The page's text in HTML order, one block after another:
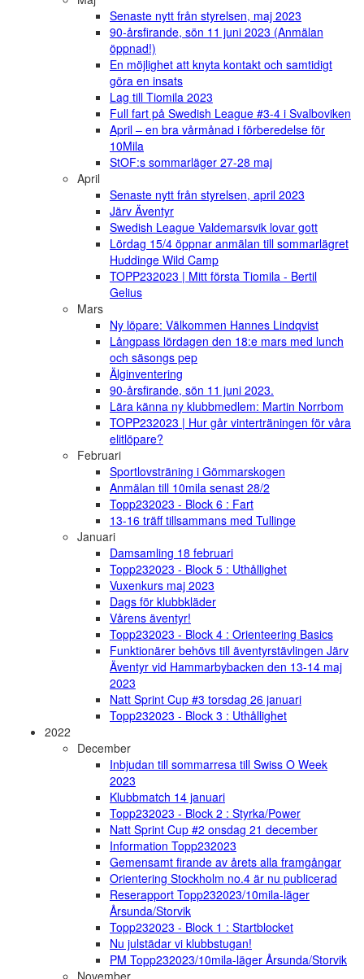
Senaste nytt från styrelsen, maj 2023
90-årsfirande, sön 11 juni 2023 (Anmälan
öppnad!)
En möjlighet att knyta kontakt och samtidigt
göra en insats
Lag till Tiomila 2023
Full fart på Swedish League #3-4 i Svalboviken
April – en bra vårmånad i förberedelse för
10Mila
StOF:s sommarläger 27-28 maj
April
Senaste nytt från styrelsen, april 2023
Järv Äventyr
Swedish League Valdemarsvik lovar gott
Lördag 15/4 öppnar anmälan till sommarlägret
Huddinge Wild Camp
TOPP232023 | Mitt första Tiomila - Bertil
Gelius
Mars
Ny löpare: Välkommen Hannes Lindqvist
Långpass lördagen den 18:e mars med lunch
och säsongs pep
Älginventering
90-årsfirande, sön 11 juni 2023.
Lära känna ny klubbmedlem: Martin Norrbom
TOPP232023 | Hur går vinterträningen för våra
elitlöpare?
Februari
Sportlovsträning i Gömmarskogen
Anmälan till 10mila senast 28/2
Topp232023 - Block 6 : Fart
13-16 träff tillsammans med Tullinge
Januari
Damsamling 18 februari
Topp232023 - Block 5 : Uthållighet
Vuxenkurs maj 2023
Dags för klubbkläder
Vårens äventyr!
Topp232023 - Block 4 : Orienteering Basics
Funktionärer behövs till äventyrstävlingen Järv
Äventyr vid Hammarbybacken den 13-14 maj
2023
Natt Sprint Cup #3 torsdag 26 januari
Topp232023 - Block 3 : Uthållighet
2022
December
Inbjudan till sommarresa till Swiss O Week
2023
Klubbmatch 14 januari
Topp232023 - Block 2 : Styrka/Power
Natt Sprint Cup #2 onsdag 21 december
Information Topp232023
Gemensamt firande av årets alla framgångar
Orientering Stockholm no.4 är nu publicerad
Reserapport Topp232023/10mila-läger
Årsunda/Storvik
Topp232023 - Block 1 : Startblocket
Nu julstädar vi klubbstugan!
PM Topp232023/10mila-läger Årsunda/Storvik
November